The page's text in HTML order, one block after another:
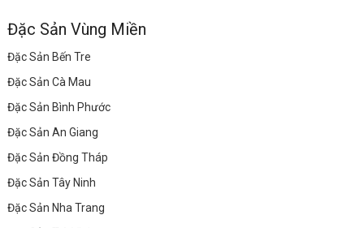
Đặc Sản Vùng Miền
Đặc Sản Bến Tre
Đặc Sản Cà Mau
Đặc Sản Bình Phước
Đặc Sản An Giang
Đặc Sản Đồng Tháp
Đặc Sản Tây Ninh
Đặc Sản Nha Trang